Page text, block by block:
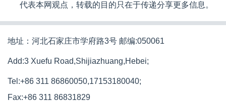
代表本网观点，转载的目的只在于传递分享更多信息。
地址：河北石家庄市学府路3号 邮编:050061
Add:3 Xuefu Road,Shijiazhuang,Hebei;
Tel:+86 311 86860050,17153180040;
Fax:+86 311 86831829